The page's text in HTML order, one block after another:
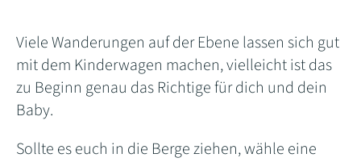
Viele Wanderungen auf der Ebene lassen sich gut
mit dem Kinderwagen machen, vielleicht ist das
zu Beginn genau das Richtige für dich und dein
Baby.
Sollte es euch in die Berge ziehen, wähle eine